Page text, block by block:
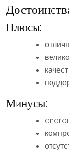
Плюсы:
Минусы: